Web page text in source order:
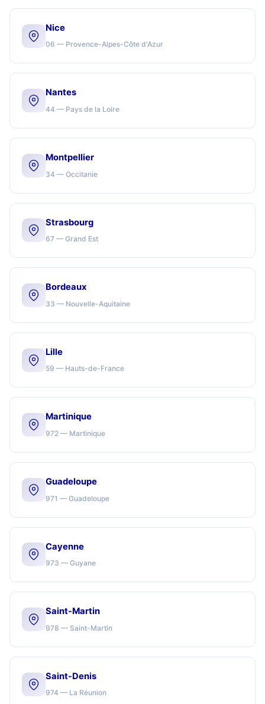
Nice
06 — Provence-Alpes-Côte d'Azur
Nantes
44 — Pays de la Loire
Montpellier
34 — Occitanie
Strasbourg
67 — Grand Est
Bordeaux
33 — Nouvelle-Aquitaine
Lille
59 — Hauts-de-France
Martinique
972 — Martinique
Guadeloupe
971 — Guadeloupe
Cayenne
973 — Guyane
Saint-Martin
978 — Saint-Martin
Saint-Denis
974 — La Réunion